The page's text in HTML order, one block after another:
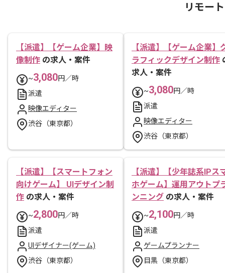
リモー
【派遣】【ゲーム企業】映
像制作 の求人・案件
~3,080円／時
派遣
映像エディター
渋谷（東京都）
【派遣】【ゲーム企業】
ラフィックデザイン制作
求人・案件
~3,080円／時
派遣
映像エディター
渋谷（東京都）
【派遣】【スマートフォン
向けゲーム】 UIデザイン制
作 の求人・案件
~2,800円／時
派遣
UIデザイナー(ゲーム)
渋谷（東京都）
【派遣】【少年誌系IPス
ホゲーム】運用アウトプ
ンニング の求人・案件
~2,100円／時
派遣
ゲームプランナー
目黒（東京都）